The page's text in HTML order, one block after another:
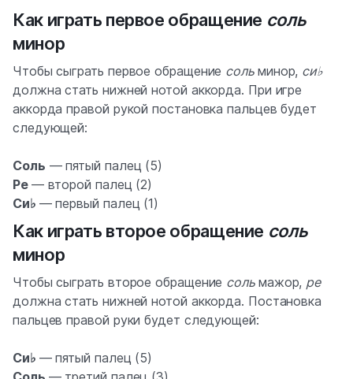
Как играть первое обращение соль
минор
Чтобы сыграть первое обращение соль минор, си♭
должна стать нижней нотой аккорда. При игре
аккорда правой рукой постановка пальцев будет
следующей:
Соль — пятый палец (5)
Ре — второй палец (2)
Си♭ — первый палец (1)
Как играть второе обращение соль
минор
Чтобы сыграть второе обращение соль мажор, ре
должна стать нижней нотой аккорда. Постановка
пальцев правой руки будет следующей:
Си♭ — пятый палец (5)